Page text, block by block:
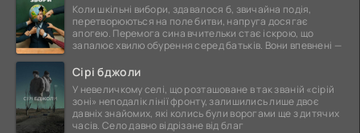
Коли шкільні вибори, здавалося б, звичайна подія,
перетворюються на поле битви, напруга досягає
апогею. Перемога сина вчительки стає іскрою, що
запалює хвилю обурення серед батьків. Вони впевнені —
Сірі бджоли
У невеличкому селі, що розташоване в так званій «сірій
зоні» неподалік лінії фронту, залишились лише двоє
давніх знайомих, які колись були ворогами ще з дитячих
часів. Село давно відрізане від благ